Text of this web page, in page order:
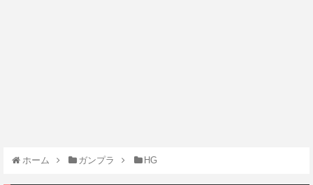
ホーム ガンプラ HG